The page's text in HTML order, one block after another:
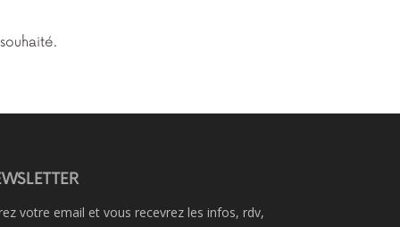
votre email et vous recevrez les infos, rdv,